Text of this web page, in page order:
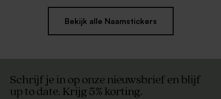
Bekijk alle Naamstickers
Schrijf je in op onze nieuwsbrief en blijf
up to date. Krijg 5% korting.